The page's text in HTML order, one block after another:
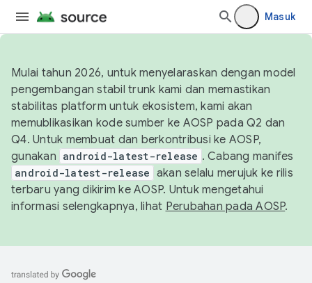
Masuk
Mulai tahun 2026, untuk menyelaraskan dengan model
pengembangan stabil trunk kami dan memastikan
stabilitas platform untuk ekosistem, kami akan
memublikasikan kode sumber ke AOSP pada Q2 dan
Q4. Untuk membuat dan berkontribusi ke AOSP,
gunakan android-latest-release . Cabang manifes
android-latest-release akan selalu merujuk ke rilis
terbaru yang dikirim ke AOSP. Untuk mengetahui
informasi selengkapnya, lihat Perubahan pada AOSP.